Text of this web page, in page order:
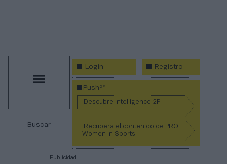
Buscar
Login Registro
Push2P
¡Descubre Intelligence 2P!
¡Recupera el contenido de PRO
Women in Sports!
Publicidad